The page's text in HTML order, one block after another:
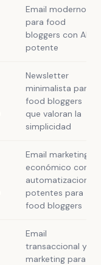
Email moderno
para food
bloggers con API
potente
Newsletter
minimalista para
food bloggers
que valoran la
simplicidad
Email marketing
económico con
automatizaciones
potentes para
food bloggers
Email
transaccional y
marketing para